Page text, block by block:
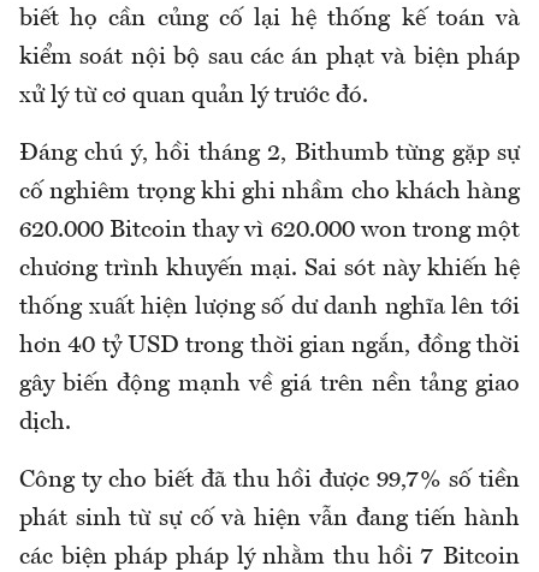
biết họ cần củng cố lại hệ thống kế toán và
kiểm soát nội bộ sau các án phạt và biện pháp
xử lý từ cơ quan quản lý trước đó.
Đáng chú ý, hồi tháng 2, Bithumb từng gặp sự
cố nghiêm trọng khi ghi nhầm cho khách hàng
620.000 Bitcoin thay vì 620.000 won trong một
chương trình khuyến mại. Sai sót này khiến hệ
thống xuất hiện lượng số dư danh nghĩa lên tới
hơn 40 tỷ USD trong thời gian ngắn, đồng thời
gây biến động mạnh về giá trên nền tảng giao
dịch.
Công ty cho biết đã thu hồi được 99,7% số tiền
phát sinh từ sự cố và hiện vẫn đang tiến hành
các biện pháp pháp lý nhằm thu hồi 7 Bitcoin